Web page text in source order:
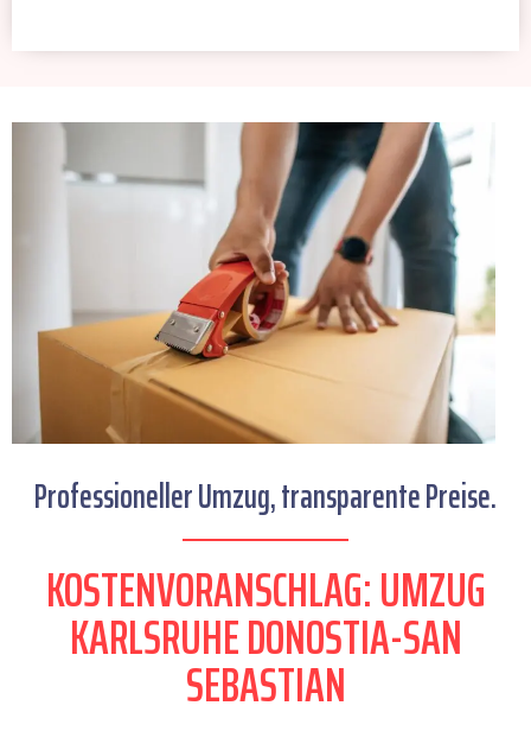
Professioneller Umzug, transparente Preise.
KOSTENVORANSCHLAG: UMZUG
KARLSRUHE DONOSTIA-SAN
SEBASTIAN